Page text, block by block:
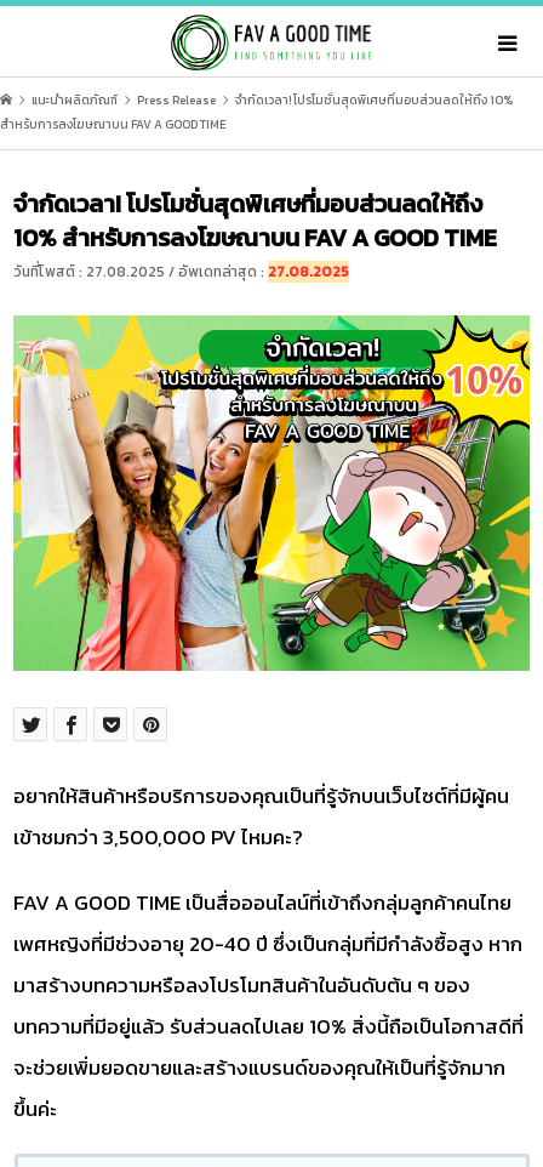
แนะนำผลิตภัณฑ์ Press Release
จำกัดเวลา! โปรโมชั่นสุดพิเศษที่มอบส่วนลดให้ถึง 10%
สำหรับการลงโฆษณาบน FAV A GOOD TIME
จำกัดเวลา! โปรโมชั่นสุดพิเศษที่มอบส่วนลดให้ถึง
10% สำหรับการลงโฆษณาบน FAV A GOOD TIME
วันที่โพสต์ : 27.08.2025 / อัพเดทล่าสุด : 27.08.2025
อยากให้สินค้าหรือบริการของคุณเป็นที่รู้จักบนเว็บไซต์ที่มีผู้คน
เข้าชมกว่า 3,500,000 PV ไหมคะ?
FAV A GOOD TIME เป็นสื่อออนไลน์ที่เข้าถึงกลุ่มลูกค้าคนไทย
เพศหญิงที่มีช่วงอายุ 20-40 ปี ซึ่งเป็นกลุ่มที่มีกำลังซื้อสูง หาก
มาสร้างบทความหรือลงโปรโมทสินค้าในอันดับต้น ๆ ของ
บทความที่มีอยู่แล้ว รับส่วนลดไปเลย 10% สิ่งนี้ถือเป็นโอกาสดีที่
จะช่วยเพิ่มยอดขายและสร้างแบรนด์ของคุณให้เป็นที่รู้จักมาก
ขึ้นค่ะ